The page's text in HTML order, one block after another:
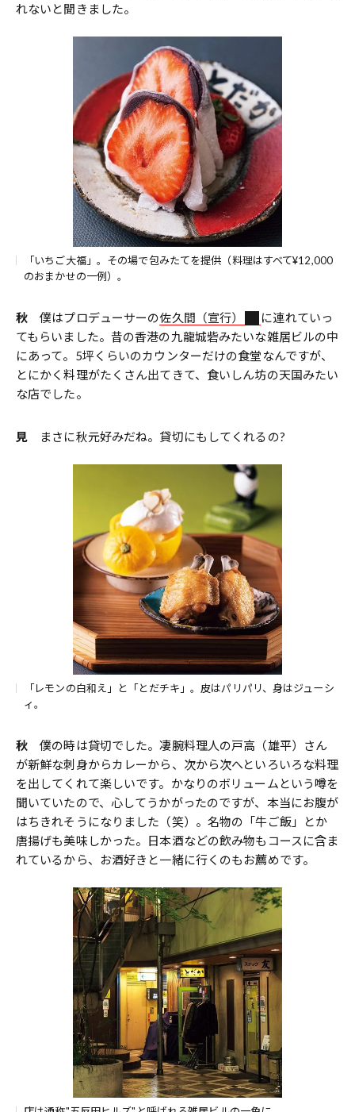
れないと聞きました。
「いちご大福」。その場で包みたてを提供（料理はすべて¥12,000
のおまかせの一例）。
秋 僕はプロデューサーの佐久間（宣行）
に連れていっ
てもらいました。昔の香港の九龍城砦みたいな雑居ビルの中
にあって。5坪くらいのカウンターだけの食堂なんですが、
とにかく料理がたくさん出てきて、食いしん坊の天国みたい
な店でした。
見 まさに秋元好みだね。貸切にもしてくれるの?
「レモンの白和え」と「とだチキ」。皮はパリパリ、身はジューシ
ィ。
秋 僕の時は貸切でした。凄腕料理人の戸高（雄平）さん
が新鮮な刺身からカレーから、次から次へといろいろな料理
を出してくれて楽しいです。かなりのボリュームという噂を
聞いていたので、心してうかがったのですが、本当にお腹が
はちきれそうになりました（笑）。名物の「牛ご飯」とか
唐揚げも美味しかった。日本酒などの飲み物もコースに含ま
れているから、お酒好きと一緒に行くのもお薦めです。